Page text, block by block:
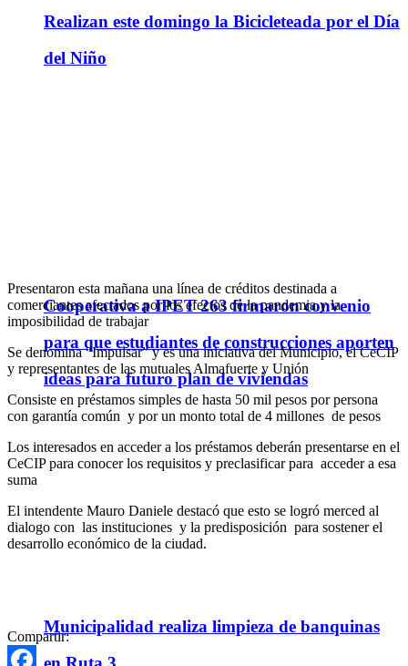
Realizan este domingo la Bicicleteada por el Día
del Niño
Cooperativa a IPET 263 firmaron convenio
para que estudiantes de construcciones aporten
ideas para futuro plan de viviendas
Municipalidad realiza limpieza de banquinas
Presentaron esta mañana una línea de créditos destinada a
comerciantes afectados por los efectos de la pandemia y la
imposibilidad de trabajar
Se denomina “Impulsar” y es una iniciativa del Municipio, el CeCIP
y representantes de las mutuales Almafuerte y Unión
Consiste en préstamos simples de hasta 50 mil pesos por persona
con garantía común y por un monto total de 4 millones de pesos
Los interesados en acceder a los préstamos deberán presentarse en el
CeCIP para conocer los requisitos y preclasificar para acceder a esa
suma
El intendente Mauro Daniele destacó que esto se logró merced al
dialogo con las instituciones y la predisposición para sostener el
desarrollo económico de la ciudad.
Compartir: